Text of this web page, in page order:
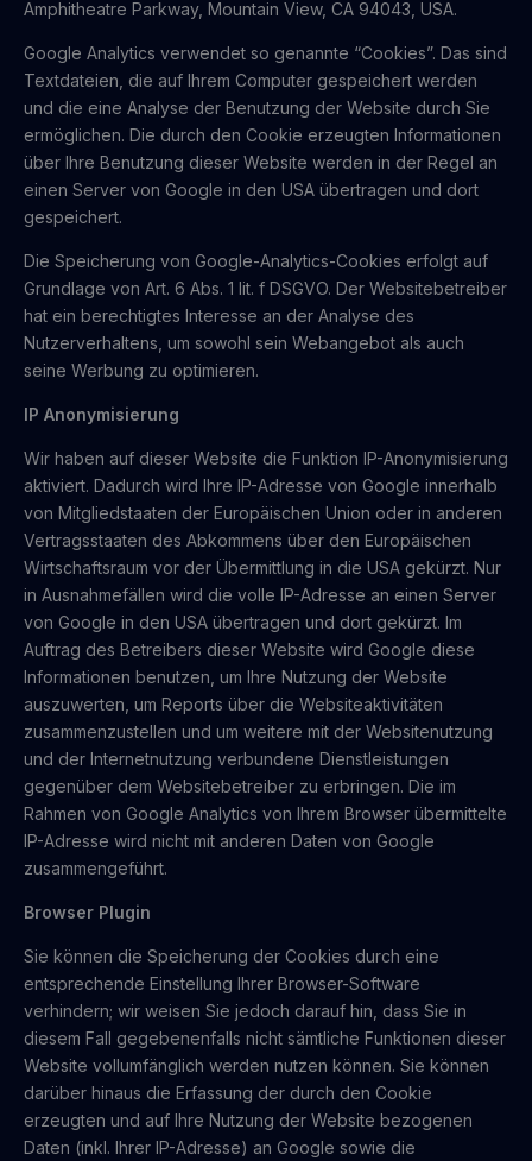
Amphitheatre Parkway, Mountain View, CA 94043, USA.
Google Analytics verwendet so genannte “Cookies”. Das sind
Textdateien, die auf Ihrem Computer gespeichert werden
und die eine Analyse der Benutzung der Website durch Sie
ermöglichen. Die durch den Cookie erzeugten Informationen
über Ihre Benutzung dieser Website werden in der Regel an
einen Server von Google in den USA übertragen und dort
gespeichert.
Die Speicherung von Google-Analytics-Cookies erfolgt auf
Grundlage von Art. 6 Abs. 1 lit. f DSGVO. Der Websitebetreiber
hat ein berechtigtes Interesse an der Analyse des
Nutzerverhaltens, um sowohl sein Webangebot als auch
seine Werbung zu optimieren.
IP Anonymisierung
Wir haben auf dieser Website die Funktion IP-Anonymisierung
aktiviert. Dadurch wird Ihre IP-Adresse von Google innerhalb
von Mitgliedstaaten der Europäischen Union oder in anderen
Vertragsstaaten des Abkommens über den Europäischen
Wirtschaftsraum vor der Übermittlung in die USA gekürzt. Nur
in Ausnahmefällen wird die volle IP-Adresse an einen Server
von Google in den USA übertragen und dort gekürzt. Im
Auftrag des Betreibers dieser Website wird Google diese
Informationen benutzen, um Ihre Nutzung der Website
auszuwerten, um Reports über die Websiteaktivitäten
zusammenzustellen und um weitere mit der Websitenutzung
und der Internetnutzung verbundene Dienstleistungen
gegenüber dem Websitebetreiber zu erbringen. Die im
Rahmen von Google Analytics von Ihrem Browser übermittelte
IP-Adresse wird nicht mit anderen Daten von Google
zusammengeführt.
Browser Plugin
Sie können die Speicherung der Cookies durch eine
entsprechende Einstellung Ihrer Browser-Software
verhindern; wir weisen Sie jedoch darauf hin, dass Sie in
diesem Fall gegebenenfalls nicht sämtliche Funktionen dieser
Website vollumfänglich werden nutzen können. Sie können
darüber hinaus die Erfassung der durch den Cookie
erzeugten und auf Ihre Nutzung der Website bezogenen
Daten (inkl. Ihrer IP-Adresse) an Google sowie die